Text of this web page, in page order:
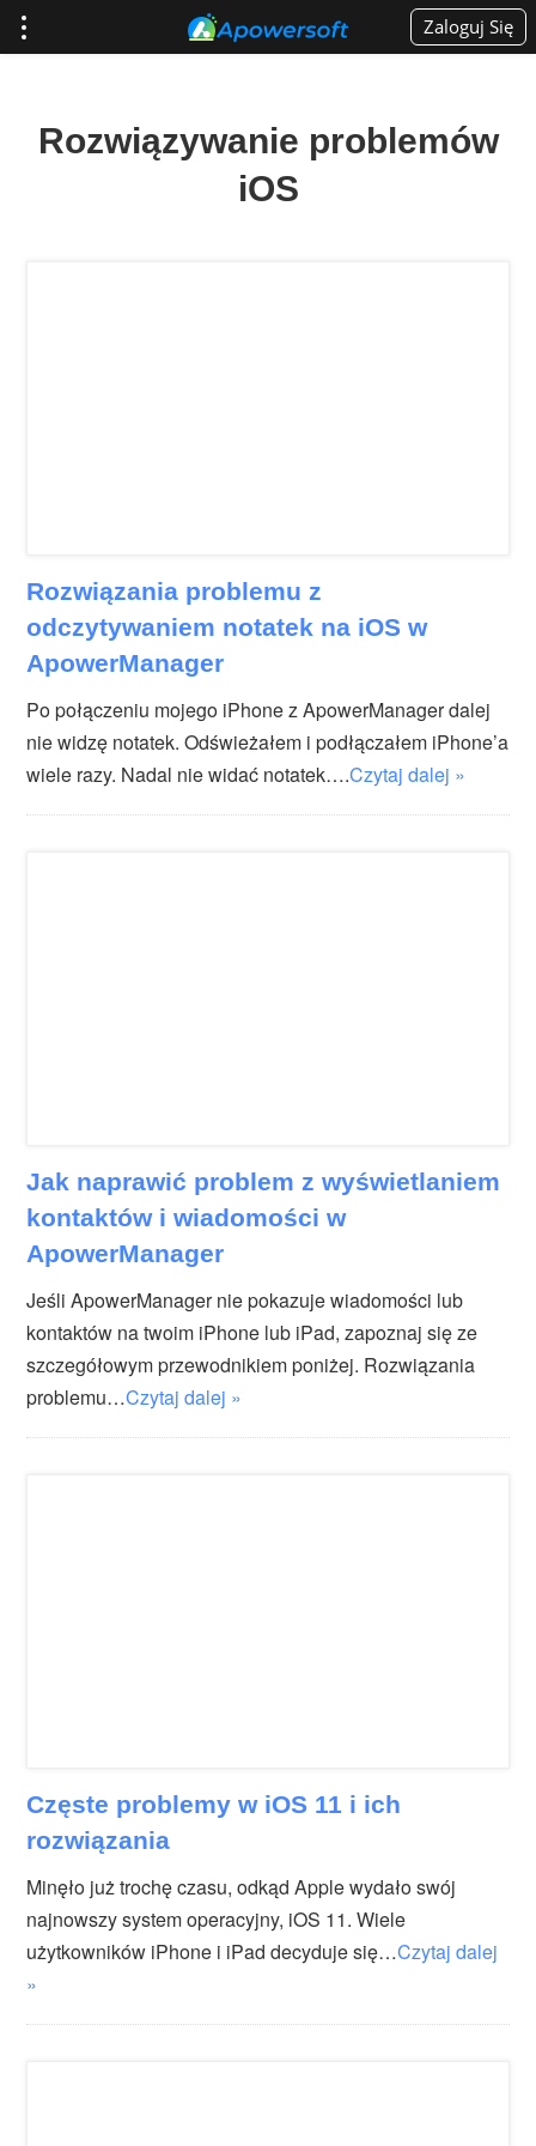
Zaloguj Się
Rozwiązywanie problemów
iOS
Rozwiązania problemu z
odczytywaniem notatek na iOS w
ApowerManager
Po połączeniu mojego iPhone z ApowerManager dalej
nie widzę notatek. Odświeżałem i podłączałem iPhone’a
wiele razy. Nadal nie widać notatek….Czytaj dalej »
Jak naprawić problem z wyświetlaniem
kontaktów i wiadomości w
ApowerManager
Jeśli ApowerManager nie pokazuje wiadomości lub
kontaktów na twoim iPhone lub iPad, zapoznaj się ze
szczegółowym przewodnikiem poniżej. Rozwiązania
problemu…Czytaj dalej »
Częste problemy w iOS 11 i ich
rozwiązania
Minęło już trochę czasu, odkąd Apple wydało swój
najnowszy system operacyjny, iOS 11. Wiele
użytkowników iPhone i iPad decyduje się…Czytaj dalej
»